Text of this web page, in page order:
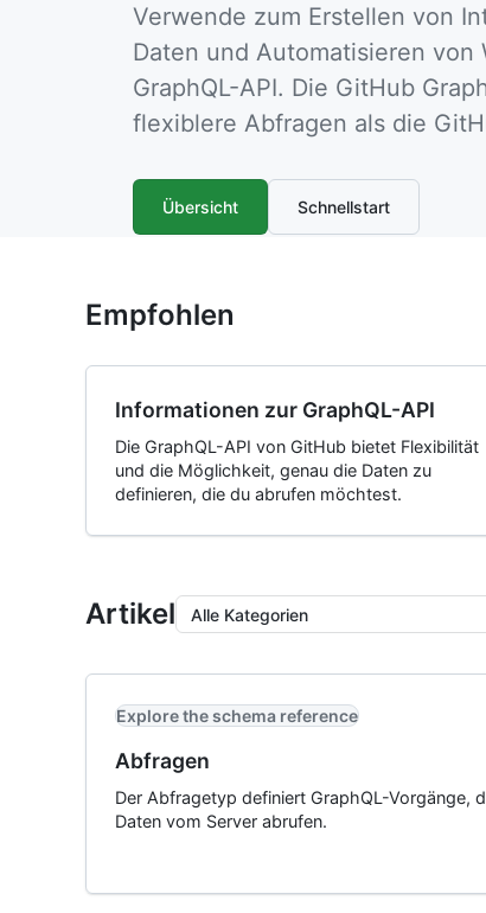
Verwende zum Erstellen von
Daten und Automatisieren
GraphQL-API. Die GitHub
flexiblere Abfragen als die
Übersicht Schnellstart
Empfohlen
Informationen zur GraphQL-API
Die GraphQL-API von GitHub bietet Flexibilität
und die Möglichkeit, genau die Daten zu
definieren, die du abrufen möchtest.
Artikel Alle Kategorien
Explore the schema reference
Abfragen
Der Abfragetyp definiert GraphQL-Vorgänge,
Daten vom Server abrufen.